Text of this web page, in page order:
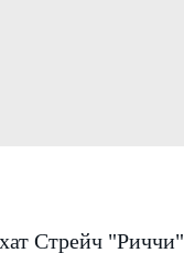
Стрейч "Риччи"